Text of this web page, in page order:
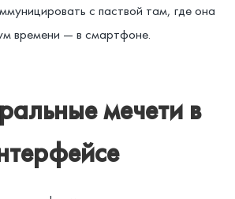
с паствой там, где она
времени — в смартфоне.
мечети в